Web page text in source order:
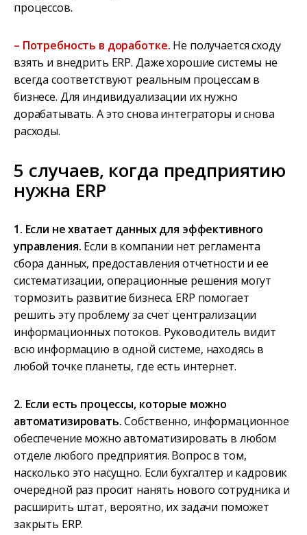
процессов.
– Потребность в доработке. Не получается сходу
взять и внедрить ERP. Даже хорошие системы не
всегда соответствуют реальным процессам в
бизнесе. Для индивидуализации их нужно
дорабатывать. А это снова интеграторы и снова
расходы.
5 случаев, когда предприятию
нужна ERP
1. Если не хватает данных для эффективного
управления. Если в компании нет регламента
сбора данных, предоставления отчетности и ее
систематизации, операционные решения могут
тормозить развитие бизнеса. ERP помогает
решить эту проблему за счет централизации
информационных потоков. Руководитель видит
всю информацию в одной системе, находясь в
любой точке планеты, где есть интернет.
2. Если есть процессы, которые можно
автоматизировать.Собственно, информационное
обеспечение можно автоматизировать в любом
отделе любого предприятия. Вопрос в том,
насколько это насущно. Если бухгалтер и кадровик
очередной раз просит нанять нового сотрудника и
расширить штат, вероятно, их задачи поможет
закрыть ERP.